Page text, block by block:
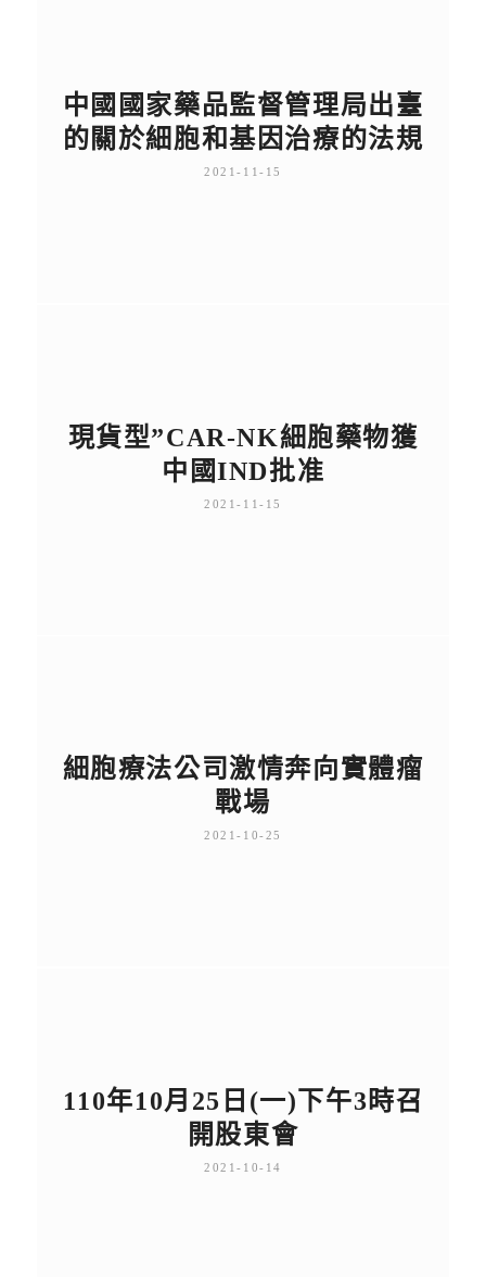
中國國家藥品監督管理局出臺
的關於細胞和基因治療的法規
2021-11-15
現貨型”CAR-NK細胞藥物獲
中國IND批准
2021-11-15
細胞療法公司激情奔向實體瘤
戰場
2021-10-25
110年10月25日(一)下午3時召
開股東會
2021-10-14